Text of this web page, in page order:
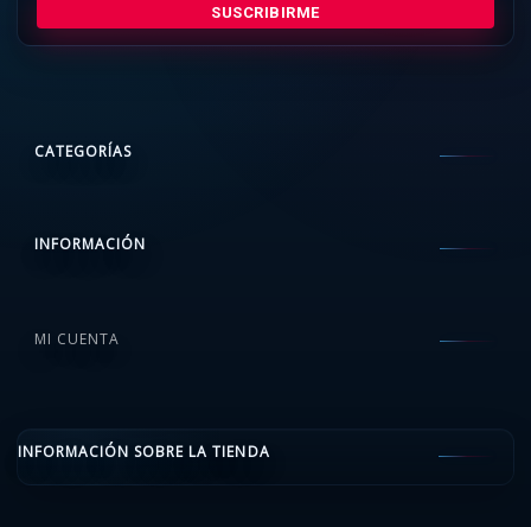
SUSCRIBIRME
CATEGORÍAS
INFORMACIÓN
MI CUENTA
INFORMACIÓN SOBRE LA TIENDA